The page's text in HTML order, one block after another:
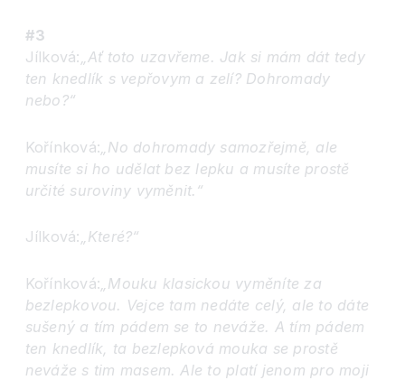
#3
Jílková:„Ať toto uzavřeme. Jak si mám dát tedy
ten knedlík s vepřovym a zelí? Dohromady
nebo?“
Kořínková: „No dohromady samozřejmě, ale
musíte si ho udělat bez lepku a musíte prostě
určité suroviny vyměnit.“
Jílková:„Které?“
Kořínková: „Mouku klasickou vyměníte za
bezlepkovou. Vejce tam nedáte celý, ale to dáte
sušený a tím pádem se to neváže. A tím pádem
ten knedlík, ta bezlepková mouka se prostě
neváže s tim masem. Ale to platí jenom pro moji